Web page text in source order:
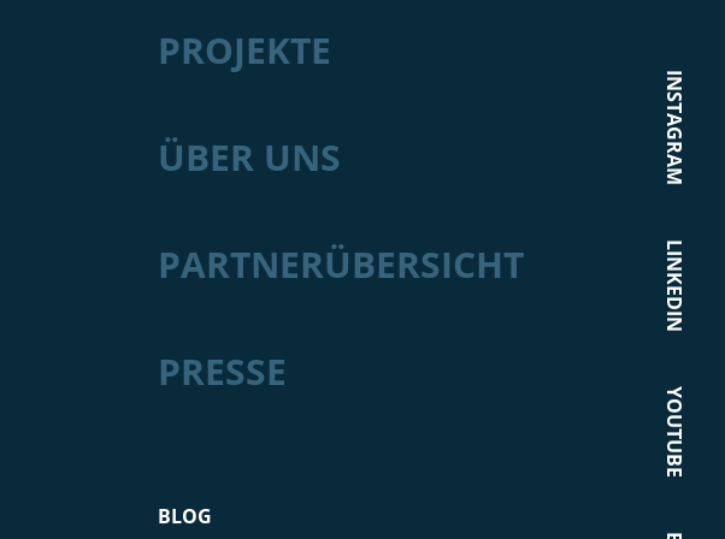
PROJEKTE
ÜBER UNS
PARTNERÜBERSICHT
PRESSE
BLOG
INSTAGRAM
LINKEDIN
YOUTUBE